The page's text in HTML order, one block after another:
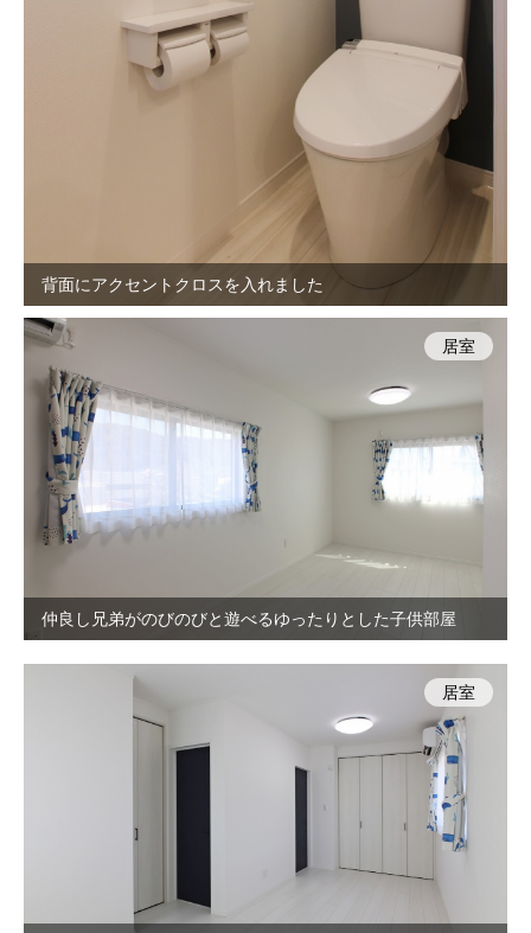
背面にアクセントクロスを入れました
仲良し兄弟がのびのびと遊べるゆったりとした子供部屋
居室
居室